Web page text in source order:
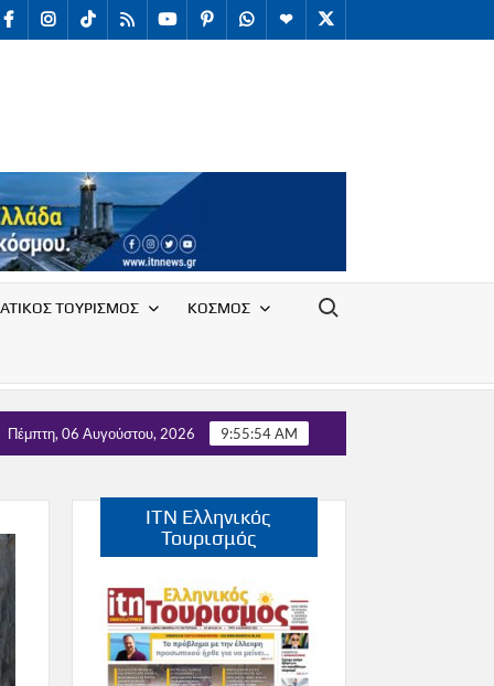
facebookInstagram
TikTokRSS youtubePinterestWhatsApp
Telegram
X
ΤΟΥΡΙΣΜΟΣ ΚΟΣΜΟΣ
Search for:
φιλοξενία πυρόπληκτων στο νότιο Ρέθυμνο
Πέμπτη, 06 Αυγούστου, 2026 9:55:54 AM
ITN Ελληνικός
Τουρισμός